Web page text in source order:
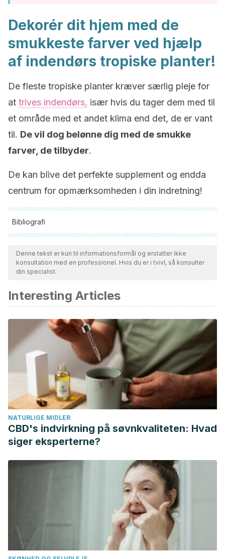
Dekorér dit hjem med de
smukkeste farver ved hjælp
af indendørs tropiske planter!
De fleste tropiske planter kræver særlig pleje for
at trives indendørs, især hvis du tager dem med til
et område med et andet klima end det, de er vant
til. De vil dog belønne dig med de smukke
farver, de tilbyder.
De kan blive det perfekte supplement og endda
centrum for opmærksomheden i din indretning!
Bibliografi
Alle citerede kilder blev grundigt gennemgået af vores team
for at sikre deres kvalitet, pålidelighed, aktualitet og validitet.
Bibliografien i denne artikel blev betragtet som pålidelig og af
Lim, T. K. “Monstera deliciosa.”
Medicinal Plants. Springer, Dordrecht, 2012. 252-256.
López, Goretti Virgili.Guía medicinal y espiritual de plantas
tropicales: Los secretos de las plantas desde el Caribe y la
Amazonía hasta el Mediterráneo
. Angels Fortune [Editions],
2017.
Denne tekst er kun til informationsformål og erstatter ikke
konsultation med en professionel. Hvis du er i tvivl, så konsulter
din specialist.
Interesting Articles
NATURLIGE MIDLER
CBD's indvirkning på søvnkvaliteten: Hvad
siger eksperterne?